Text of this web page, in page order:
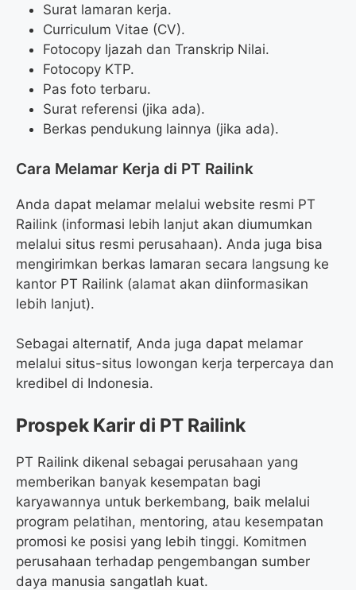
Surat lamaran kerja.
Curriculum Vitae (CV).
Fotocopy Ijazah dan Transkrip Nilai.
Fotocopy KTP.
Pas foto terbaru.
Surat referensi (jika ada).
Berkas pendukung lainnya (jika ada).
Cara Melamar Kerja di PT Railink
Anda dapat melamar melalui website resmi PT
Railink (informasi lebih lanjut akan diumumkan
melalui situs resmi perusahaan). Anda juga bisa
mengirimkan berkas lamaran secara langsung ke
kantor PT Railink (alamat akan diinformasikan
lebih lanjut).
Sebagai alternatif, Anda juga dapat melamar
melalui situs-situs lowongan kerja terpercaya dan
kredibel di Indonesia.
Prospek Karir di PT Railink
PT Railink dikenal sebagai perusahaan yang
memberikan banyak kesempatan bagi
karyawannya untuk berkembang, baik melalui
program pelatihan, mentoring, atau kesempatan
promosi ke posisi yang lebih tinggi. Komitmen
perusahaan terhadap pengembangan sumber
daya manusia sangatlah kuat.